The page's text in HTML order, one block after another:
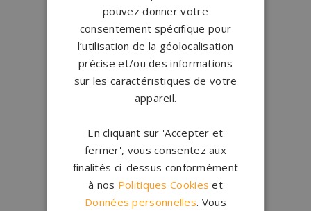
Conceptionfrançaise
Créationssur-mesure
Configurateur
pouvez donner votre
consentement spécifique pour
l’utilisation de la géolocalisation
précise et/ou des informations
sur les caractéristiques de votre
appareil.
En cliquant sur 'Accepter et
fermer', vous consentez aux
finalités ci-dessus conformément
à nos Politiques Cookies et
Données personnelles. Vous